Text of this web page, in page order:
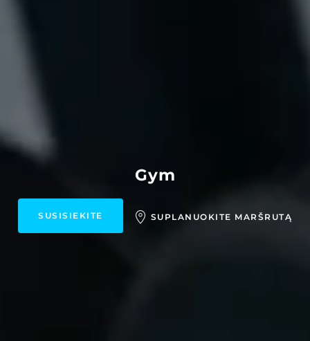
Gym
SUSISIEKITE SUPLANUOKITE MARŠRUTĄ